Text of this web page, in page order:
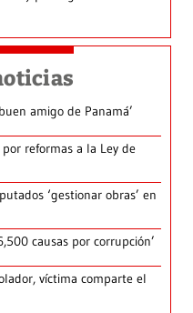
amigo de Panamá’
reformas a la Ley de
‘gestionar obras’ en
causas por corrupción’
víctima comparte el